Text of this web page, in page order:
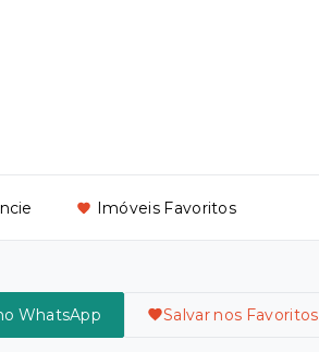
Imóveis Favoritos
WhatsApp Salvar nos Favoritos